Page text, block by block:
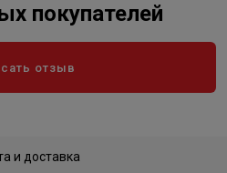
покупателей
отзыв
и доставка